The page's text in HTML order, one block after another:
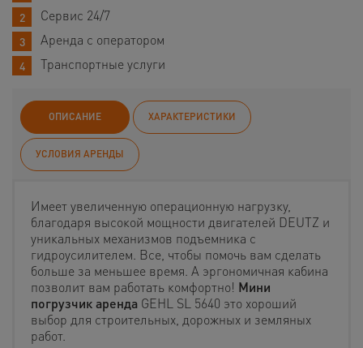
Сервис 24/7
Аренда с оператором
Транспортные услуги
ОПИСАНИЕ ХАРАКТЕРИСТИКИ
УСЛОВИЯ АРЕНДЫ
Имеет увеличенную операционную нагрузку,
благодаря высокой мощности двигателей DEUTZ и
уникальных механизмов подъемника с
гидроусилителем. Все, чтобы помочь вам сделать
больше за меньшее время. А эргономичная кабина
позволит вам работать комфортно! Мини
погрузчик аренда GEHL SL 5640 это хороший
выбор для строительных, дорожных и земляных
работ.